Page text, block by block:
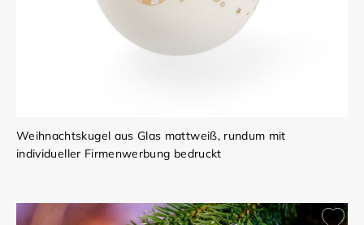
Weihnachtskugel aus Glas mattweiß, rundum mit
individueller Firmenwerbung bedruckt